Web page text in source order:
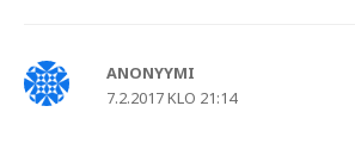
ANONYYMI
7.2.2017 KLO 21:14